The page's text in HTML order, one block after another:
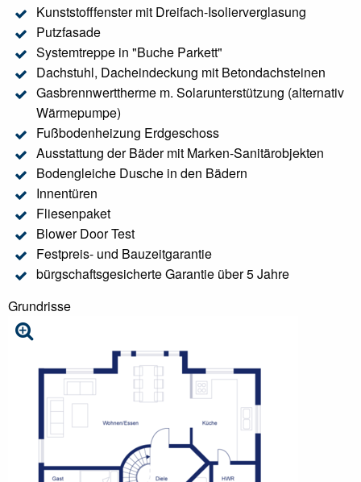
Kunststofffenster mit Dreifach-Isolierverglasung
Putzfasade
Systemtreppe in "Buche Parkett"
Dachstuhl, Dacheindeckung mit Betondachsteinen
Gasbrennwerttherme m. Solarunterstützung (alternativ
Wärmepumpe)
Fußbodenheizung Erdgeschoss
Ausstattung der Bäder mit Marken-Sanitärobjekten
Bodengleiche Dusche in den Bädern
Innentüren
Fliesenpaket
Blower Door Test
Festpreis- und Bauzeitgarantie
bürgschaftsgesicherte Garantie über 5 Jahre
Grundrisse